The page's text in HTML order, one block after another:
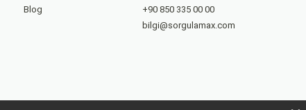
Blog
+90 850 335 00 00
bilgi@sorgulamax.com